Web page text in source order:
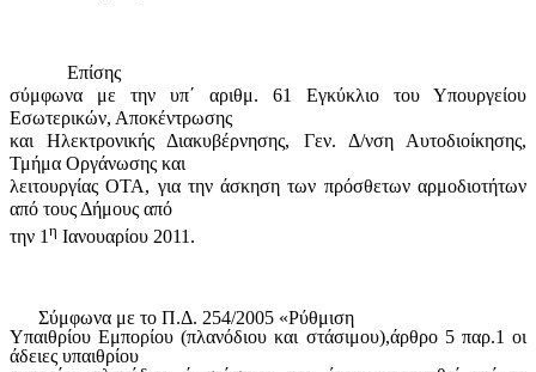
Επίσης
σύμφωνα με την υπ΄ αριθμ. 61 Εγκύκλιο του Υπουργείου
Εσωτερικών, Αποκέντρωσης
και Ηλεκτρονικής Διακυβέρνησης, Γεν. Δ/νση Αυτοδιοίκησης,
Τμήμα Οργάνωσης και
λειτουργίας ΟΤΑ, για την άσκηση των πρόσθετων αρμοδιοτήτων
από τους Δήμους από
την 1 η Ιανουαρίου 2011.
Σύμφωνα με το Π.Δ. 254/2005 «Ρύθμιση
Υπαιθρίου Εμπορίου (πλανόδιου και στάσιμου),άρθρο 5 παρ.1 οι
άδειες υπαιθρίου